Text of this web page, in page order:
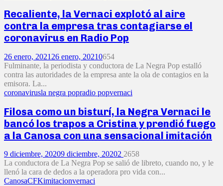
Recaliente, la Vernaci explotó al aire
contra la empresa tras contagiarse el
coronavirus en Radio Pop
26 enero, 2021 26 enero, 20210654
Fulminante, la periodista y conductora de La Negra Pop estalló
contra las autoridades de la empresa ante la ola de contagios en la
emisora. La...
coronavirusla negra popradio popvernaci
Filosa como un bisturí, la Negra Vernaci le
bancó los trapos a Cristina y prendió fuego
a la Canosa con una sensacional imitación
9 diciembre, 20209 diciembre, 20202 2658
La conductora de La Negra Pop se salió de libreto, cuando no, y le
llenó la cara de dedos a la operadora pro vida con...
CanosaCFKimitacionvernaci